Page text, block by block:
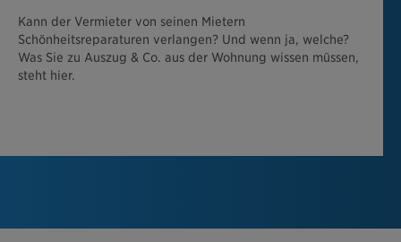
Kann der Vermieter von seinen Mietern
Schönheitsreparaturen verlangen? Und wenn ja, welche?
Was Sie zu Auszug & Co. aus der Wohnung wissen müssen,
steht hier.